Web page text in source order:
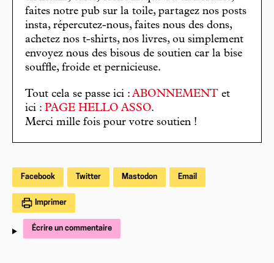
faites notre pub sur la toile, partagez nos posts
insta, répercutez-nous, faites nous des dons,
achetez nos t-shirts, nos livres, ou simplement
envoyez nous des bisous de soutien car la bise
souffle, froide et pernicieuse.
Tout cela se passe ici : ABONNEMENT et
ici : PAGE HELLO ASSO.
Merci mille fois pour votre soutien !
Facebook Twitter Mastodon Email
Imprimer
Écrire un commentaire